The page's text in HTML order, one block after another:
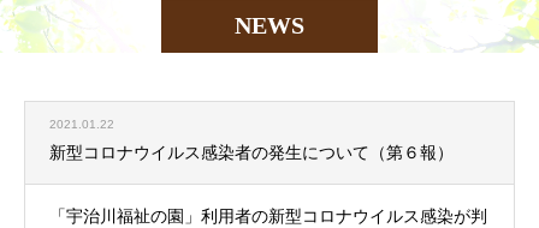
NEWS
2021.01.22
新型コロナウイルス感染者の発生について（第６報）
「宇治川福祉の園」利用者の新型コロナウイルス感染が判